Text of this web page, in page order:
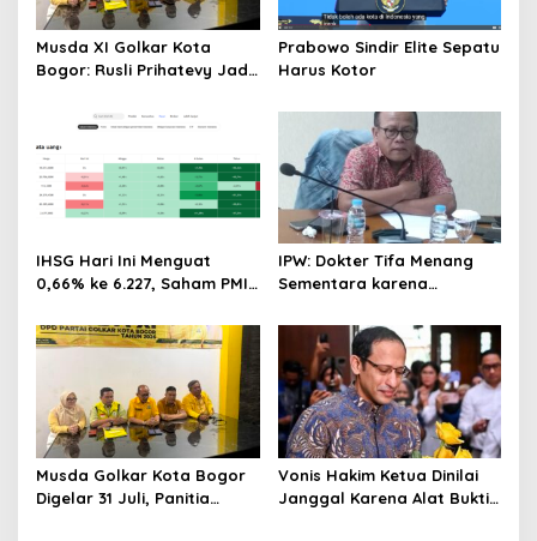
Musda XI Golkar Kota
Bogor: Rusli Prihatevy Jadi
Prabowo Sindir Elite Sepatu
Harus Kotor
IHSG Hari Ini Menguat
0,66% ke 6.227, Saham PMII,
28%! Ini Daftar Saham
Paling Cuan & Volume
Tertinggi 31 Juli 2026
IPW: Dokter Tifa Menang
Sementara karena
Tetap Lanjut ke Persidanga
Musda Golkar Kota Bogor
Digelar 31 Juli, Panitia
Vonis Hakim Ketua Dinilai
Janggal Karena Alat Bukti